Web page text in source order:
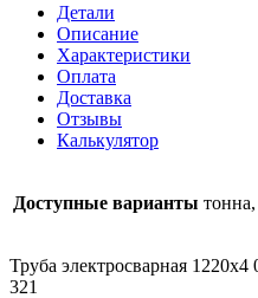
08Х18Н10Т
12Х18Н10Т
AISI
Детали
Описание
Характеристики
Оплата
Доставка
Отзывы
Калькулятор
Доступные варианты
Труба электросварная
321